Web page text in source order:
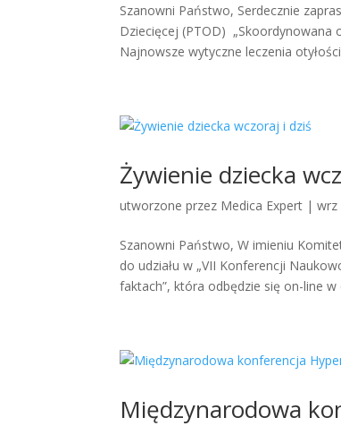
Szanowni Państwo, Serdecznie
Dziecięcej (PTOD) „Skoordynowana
Najnowsze wytyczne leczenia
Żywienie dziecka
utworzone przez Medica Expert |wrz
Szanowni Państwo, W imieniu
do udziału w „VII Konferencji
faktach”, która odbędzie się on-line w
Międzynarodowa